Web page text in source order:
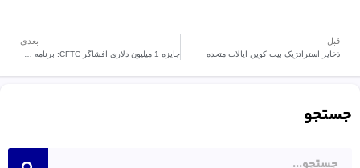
قبل
ذخایر استراتژیک بیت کوین ایالات متحده
بعدی
جستجو